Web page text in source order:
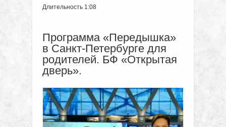
Длительность 1:08
Программа «Передышка»
в Санкт-Петербурге для
родителей. БФ «Открытая
дверь».